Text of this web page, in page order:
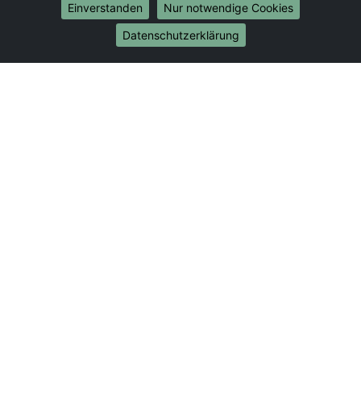
Internationale-Umzüge
Umzug von Magdeburg nach Brasilien
Umzug von Magdeburg nach Brunei Darussalam
Einverstanden
Nur notwendige Cookies
Datenschutzerklärung